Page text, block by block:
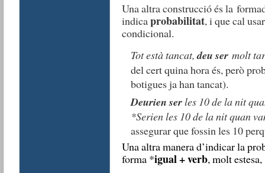
Una altra construcció és la
indicaprobabilitat, i que cal
condicional.
Tot està tancat,deu ser molt
del cert quina hora és, però
botigues ja han tancat).
Deurien serles 10 de la nit
*Serien les 10 de la nit quan
assegurar que fossin les 10
Una altra manera d’indicar la
forma *igual + verb, molt